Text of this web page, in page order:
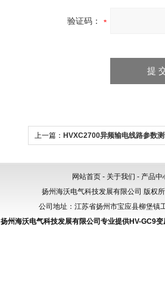
验证码：
上一篇： HVXC2700异频输电线路参数
网站首页 - 关于我们 - 产品中
扬州海沃电气科技发展有限公司 版权
公司地址：江苏省扬州市宝应县柳堡
扬州海沃电气科技发展有限公司专业提供HV-GC9